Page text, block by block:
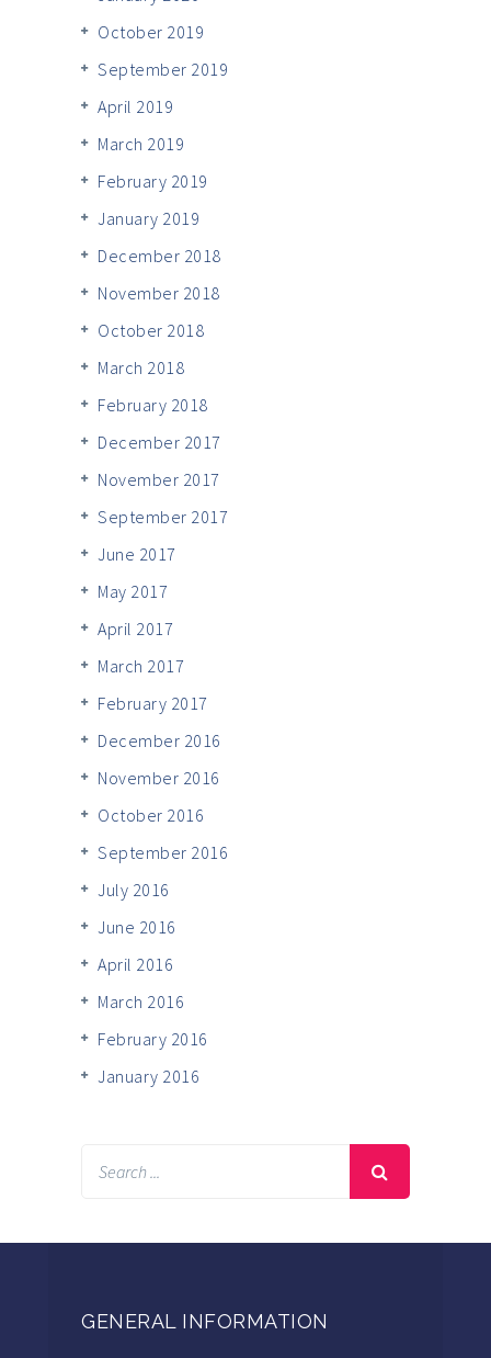
October 2019
September 2019
April 2019
March 2019
February 2019
January 2019
December 2018
November 2018
October 2018
March 2018
February 2018
December 2017
November 2017
September 2017
June 2017
May 2017
April 2017
March 2017
February 2017
December 2016
November 2016
October 2016
September 2016
July 2016
June 2016
April 2016
March 2016
February 2016
January 2016
GENERAL INFORMATION